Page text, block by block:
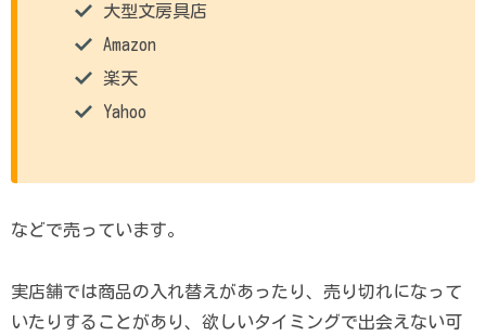
大型文房具店
Amazon
楽天
Yahoo
などで売っています。
実店舗では商品の入れ替えがあったり、売り切れになって
いたりすることがあり、欲しいタイミングで出会えない可